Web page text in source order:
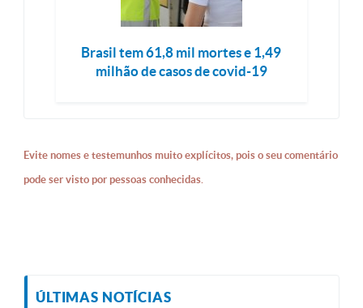
Brasil tem 61,8 mil mortes e 1,49
milhão de casos de covid-19
Evite nomes e testemunhos muito explícitos, pois o seu comentário
pode ser visto por pessoas conhecidas.
ÚLTIMAS NOTÍCIAS